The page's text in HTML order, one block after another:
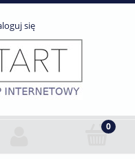
się